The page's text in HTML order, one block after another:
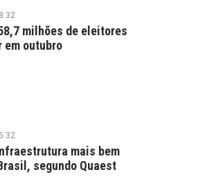
milhões de eleitores
em outubro
mais bem
segundo Quaest